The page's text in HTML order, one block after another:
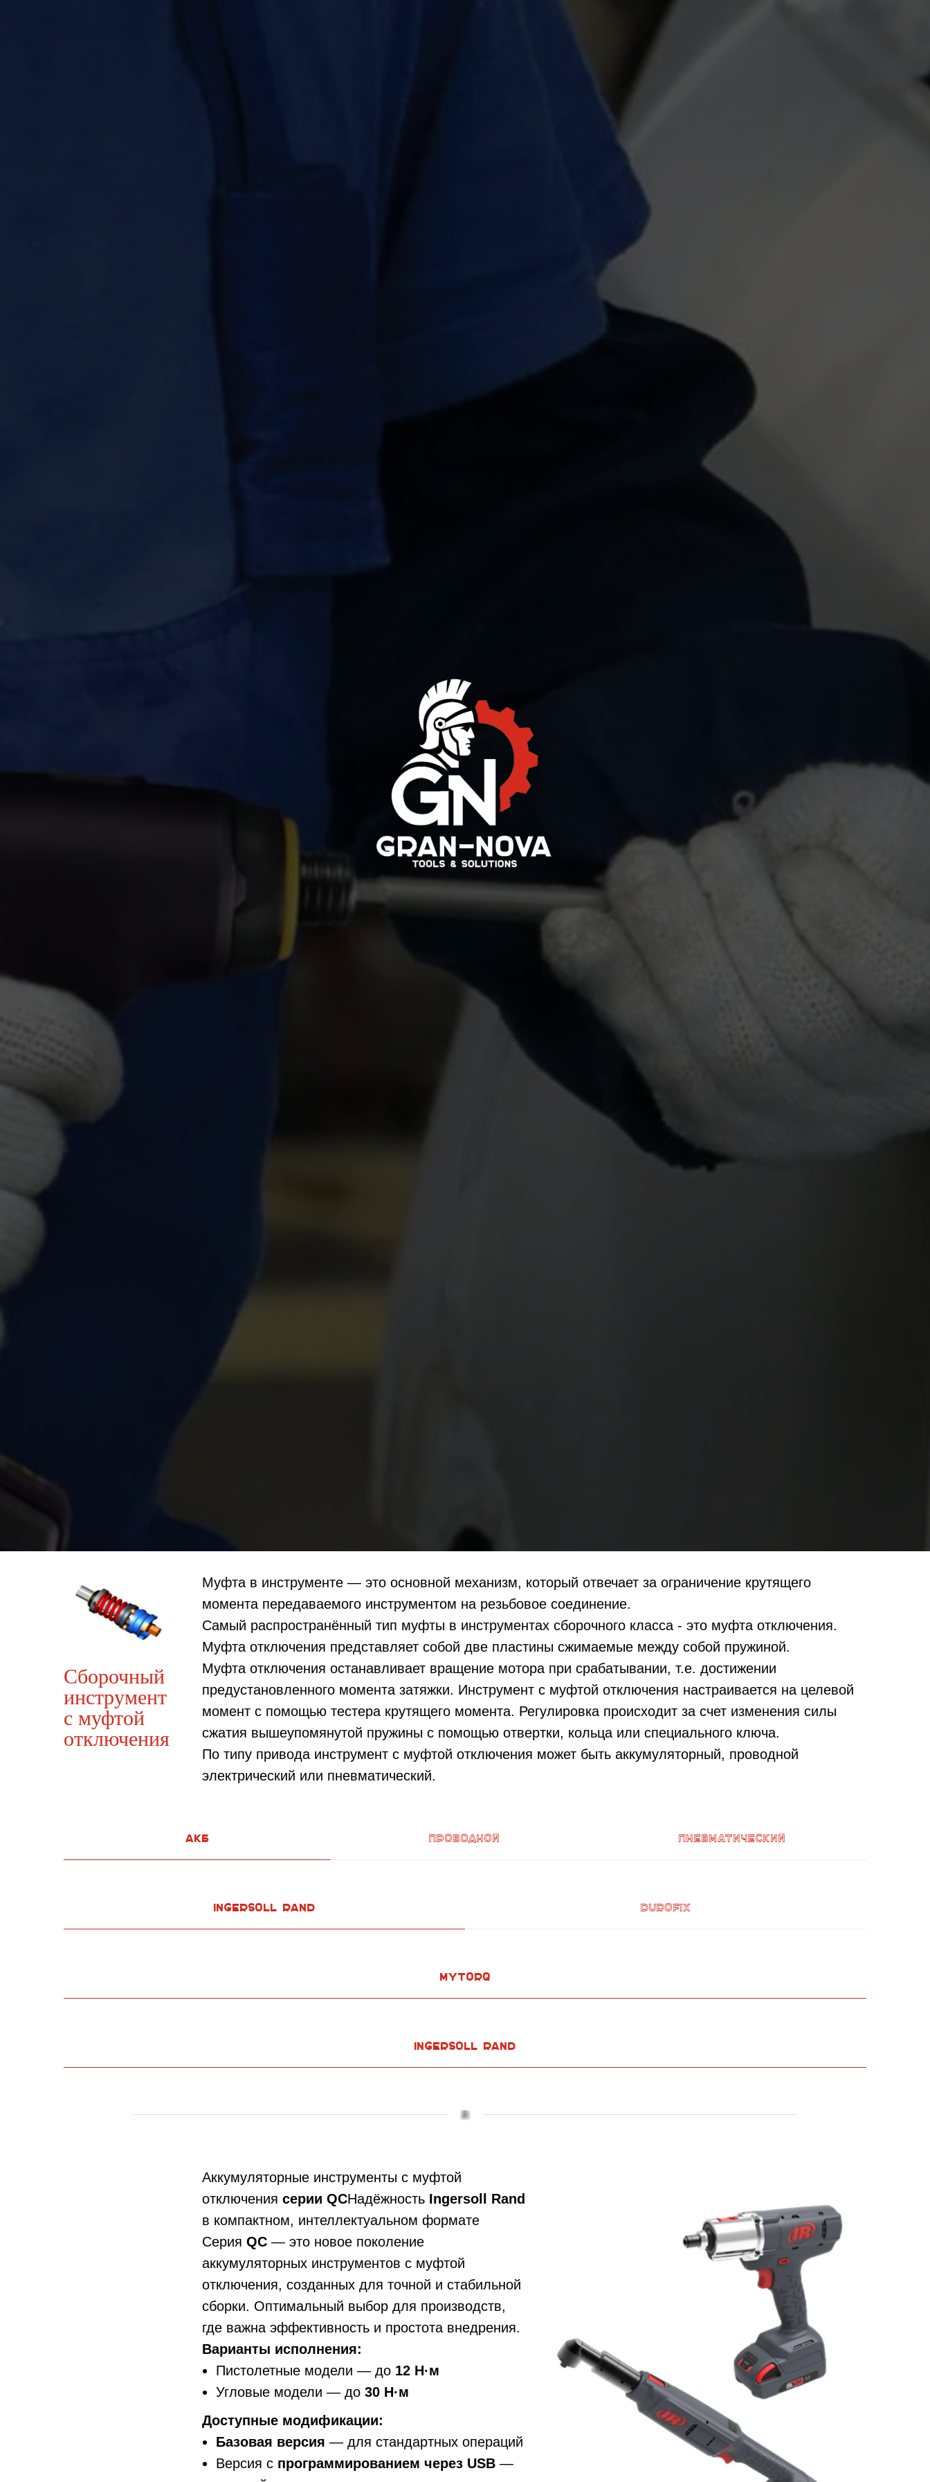
Сборочный
инструмент
с муфтой
отключения
Муфта в инструменте — это основной механизм, который отвечает за ограничение крутящего
момента передаваемого инструментом на резьбовое соединение.
Самый распространённый тип муфты в инструментах сборочного класса - это муфта отключения.
Муфта отключения представляет собой две пластины сжимаемые между собой пружиной.
Муфта отключения останавливает вращение мотора при срабатывании, т.е. достижении
предустановленного момента затяжки. Инструмент с муфтой отключения настраивается на целевой
момент с помощью тестера крутящего момента. Регулировка происходит за счет изменения силы
сжатия вышеупомянутой пружины с помощью отвертки, кольца или специального ключа.
По типу привода инструмент с муфтой отключения может быть аккумуляторный, проводной
электрический или пневматический.
АКБ Проводной Пневматический
Ingersoll Rand Durofix
MyTorq
Ingersoll Rand
Аккумуляторные инструменты с муфтой
отключения серии QCНадёжность Ingersoll Rand
в компактном, интеллектуальном формате
Серия QC — это новое поколение
аккумуляторных инструментов с муфтой
отключения, созданных для точной и стабильной
сборки. Оптимальный выбор для производств,
где важна эффективность и простота внедрения.
Варианты исполнения:
Пистолетные модели — до 12 Н·м
Угловые модели — до 30 Н·м
Доступные модификации:
Базовая версия — для стандартных операций
Версия с программированием через USB —